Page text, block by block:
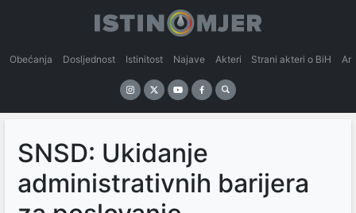
Obećanja Dosljednost Istinitost Najave Akteri Strani akteri o BiH
SNSD: Ukidanje
administrativnih barijera